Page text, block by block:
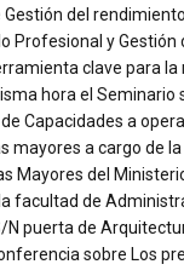
del
Profesional y Gestión
clave para la
hora el Seminario
Capacidades a
mayores a cargo de la
Mayores del
facultad de
N puerta de
sobre Los